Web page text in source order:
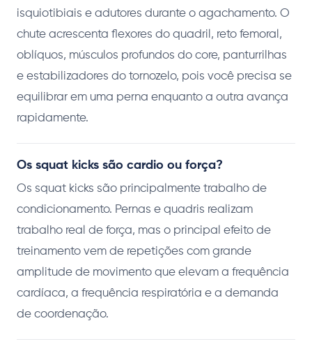
isquiotibiais e adutores durante o agachamento. O
chute acrescenta flexores do quadril, reto femoral,
oblíquos, músculos profundos do core, panturrilhas
e estabilizadores do tornozelo, pois você precisa se
equilibrar em uma perna enquanto a outra avança
rapidamente.
Os squat kicks são cardio ou força?
Os squat kicks são principalmente trabalho de
condicionamento. Pernas e quadris realizam
trabalho real de força, mas o principal efeito de
treinamento vem de repetições com grande
amplitude de movimento que elevam a frequência
cardíaca, a frequência respiratória e a demanda
de coordenação.